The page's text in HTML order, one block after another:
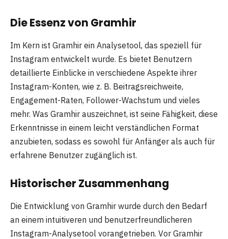
Die Essenz von Gramhir
Im Kern ist Gramhir ein Analysetool, das speziell für
Instagram entwickelt wurde. Es bietet Benutzern
detaillierte Einblicke in verschiedene Aspekte ihrer
Instagram-Konten, wie z. B. Beitragsreichweite,
Engagement-Raten, Follower-Wachstum und vieles
mehr. Was Gramhir auszeichnet, ist seine Fähigkeit, diese
Erkenntnisse in einem leicht verständlichen Format
anzubieten, sodass es sowohl für Anfänger als auch für
erfahrene Benutzer zugänglich ist.
Historischer Zusammenhang
Die Entwicklung von Gramhir wurde durch den Bedarf
an einem intuitiveren und benutzerfreundlicheren
Instagram-Analysetool vorangetrieben. Vor Gramhir